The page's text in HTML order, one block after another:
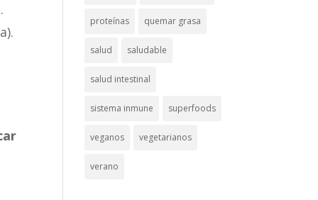
proteínas quemar grasa
salud saludable
salud intestinal
sistema inmune superfoods
veganos vegetarianos
verano